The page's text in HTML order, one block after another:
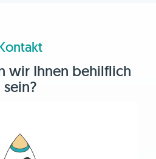
wir Ihnen behilflich
sein?